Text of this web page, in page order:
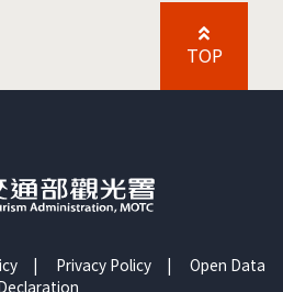
TOP
| Privacy Policy | Open Data